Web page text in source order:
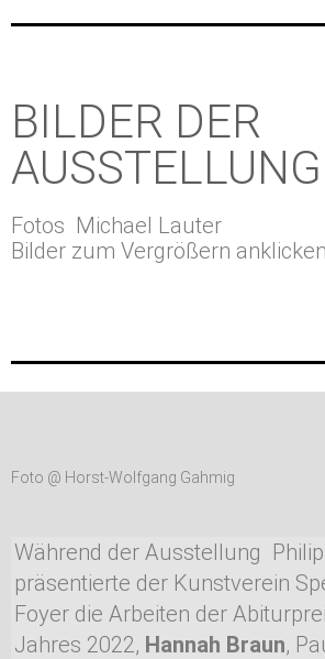
BILDER DER
AUSSTELLUNG
Fotos Michael Lauter
Bilder zum Vergrößern
Foto @ Horst-Wolfgang Gahmig
Während der Ausstellung
präsentierte der Kunstverein
Foyer die Arbeiten der
Jahres 2022, Hannah Braun,